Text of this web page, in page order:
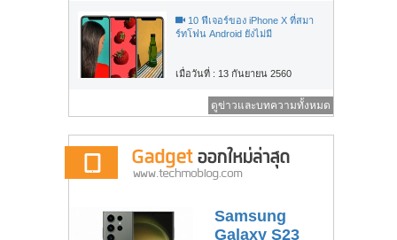
10 ฟีเจอร์ของ iPhone X ที่สมา
ร์ทโฟน Android ยังไม่มี
เมื่อวันที่ : 13 กันยายน 2560
ดูข่าวและบทความทั้งหมด
Samsung
Galaxy S23